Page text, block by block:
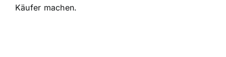
Käufer machen.